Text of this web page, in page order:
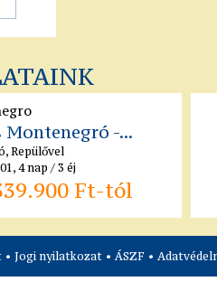
Montenegró -...
Repülővel
4 nap / 3 éj
Ft-tól
• Jogi nyilatkozat • ÁSZF •